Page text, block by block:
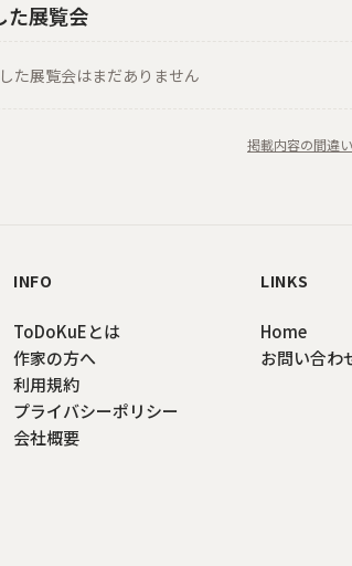
た展覧会
た展覧会はまだありません
掲載内容の間違
INFO
ToDoKuEとは
作家の方へ
利用規約
プライバシーポリシー
会社概要
LINKS
Home
お問い合わ